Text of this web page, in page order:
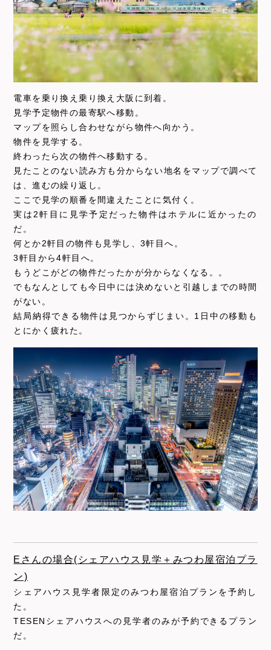
電車を乗り換え乗り換え大阪に到着。
見学予定物件の最寄駅へ移動。
マップを照らし合わせながら物件へ向かう。
物件を見学する。
終わったら次の物件へ移動する。
見たことのない読み方も分からない地名をマップで調べて
は、進むの繰り返し。
ここで見学の順番を間違えたことに気付く。
実は2軒目に見学予定だった物件はホテルに近かったの
だ。
何とか2軒目の物件も見学し、3軒目へ。
3軒目から4軒目へ。
もうどこがどの物件だったかが分からなくなる。。
でもなんとしても今日中には決めないと引越しまでの時間
がない。
結局納得できる物件は見つからずじまい。1日中の移動も
とにかく疲れた。
Eさんの場合(シェアハウス見学＋みつわ屋宿泊プラ
ン)
シェアハウス見学者限定のみつわ屋宿泊プランを予約し
た。
TESENシェアハウスへの見学者のみが予約できるプラン
だ。